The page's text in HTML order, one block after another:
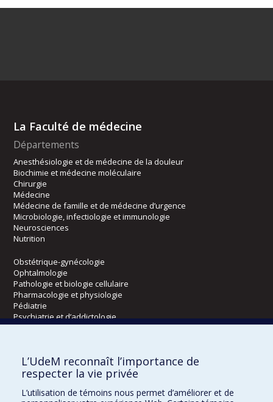
La Faculté de médecine
Départements
Anesthésiologie et de médecine de la douleur
Biochimie et médecine moléculaire
Chirurgie
Médecine
Médecine de famille et de médecine d’urgence
Microbiologie, infectiologie et immunologie
Neurosciences
Nutrition
Obstétrique-gynécologie
Ophtalmologie
Pathologie et biologie cellulaire
Pharmacologie et physiologie
Pédiatrie
Psychiatrie et d’addictologie
Radiologie, radio-oncologie et médecine nucléaire
Écoles
Orthophonie et audiologie
L’UdeM reconnaît l’importance de
respecter la vie privée
L’utilisation de témoins nous permet d’améliorer et de